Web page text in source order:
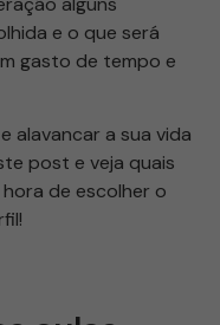
e o que será
gasto de tempo e
alavancar a sua vida
post e veja quais
de escolher o